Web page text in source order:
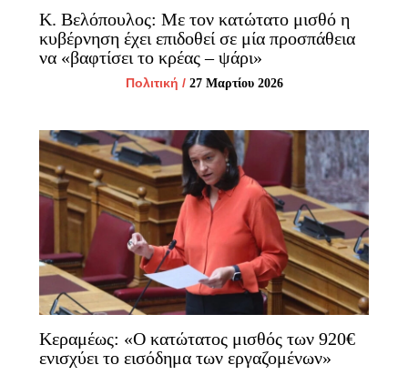
Κ. Βελόπουλος: Με τον κατώτατο μισθό η
κυβέρνηση έχει επιδοθεί σε μία προσπάθεια
να «βαφτίσει το κρέας – ψάρι»
Πολιτική / 27 Μαρτίου 2026
Κεραμέως: «Ο κατώτατος μισθός των 920€
ενισχύει το εισόδημα των εργαζομένων»